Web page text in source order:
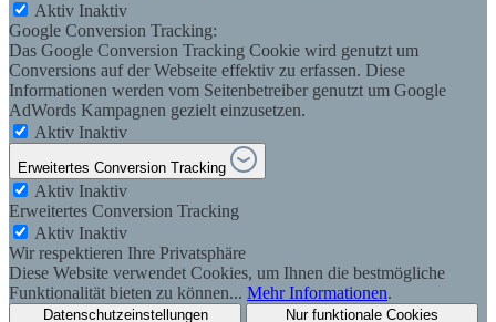
Aktiv Inaktiv
Google Conversion Tracking:
Das Google Conversion Tracking Cookie wird genutzt um
Conversions auf der Webseite effektiv zu erfassen. Diese
Informationen werden vom Seitenbetreiber genutzt um Google
AdWords Kampagnen gezielt einzusetzen.
Aktiv Inaktiv
Erweitertes Conversion Tracking
Aktiv Inaktiv
Erweitertes Conversion Tracking
Aktiv Inaktiv
Wir respektieren Ihre Privatsphäre
Diese Website verwendet Cookies, um Ihnen die bestmögliche
Funktionalität bieten zu können... Mehr Informationen.
Datenschutzeinstellungen Nur funktionale Cookies